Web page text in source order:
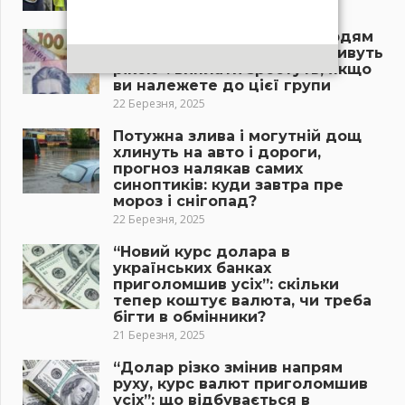
“Пенсія буде підвищена людям
з цієї категорії, гроші попливуть
рікою”: виплати зростуть, якщо
ви належете до цієї групи
22 Березня, 2025
Потужна злива і могутній дощ
хлинуть на авто і дороги,
прогноз налякав самих
синоптиків: куди завтра пре
мороз і снігопад?
22 Березня, 2025
“Новий курс долара в
українських банках
приголомшив усіх”: скільки
тепер коштує валюта, чи треба
бігти в обмінники?
21 Березня, 2025
“Долар різко змінив напрям
руху, курс валют приголомшив
усіх”: що відбувається в